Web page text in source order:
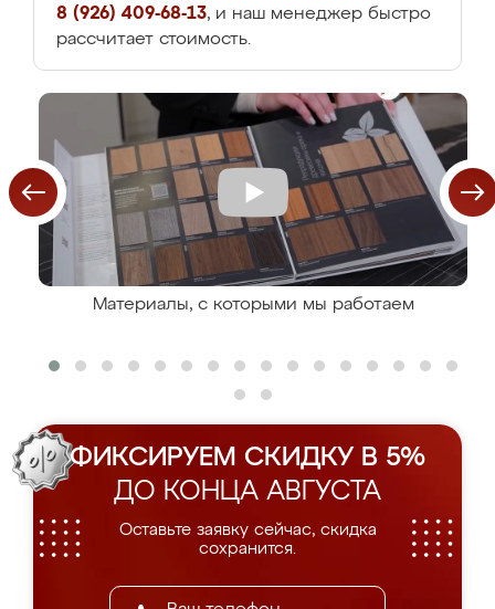
8 (926) 409-68-13, и наш менеджер быстро
рассчитает стоимость.
Материалы, с которыми мы работаем
ФИКСИРУЕМ СКИДКУ В 5%
ДО КОНЦА АВГУСТА
Оставьте заявку сейчас, скидка
сохранится.